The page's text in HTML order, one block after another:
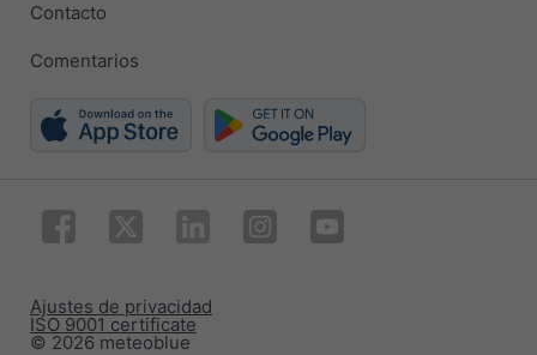
Contacto
Comentarios
© 2026 meteoblue
ISO 9001 certificate
Ajustes de privacidad